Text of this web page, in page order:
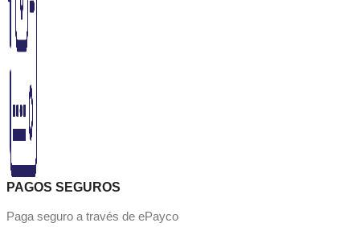
PAGOS SEGUROS
Paga seguro a través de ePayco